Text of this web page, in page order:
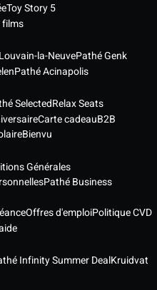
Toy Story 5
films
la-NeuvePathé Genk
Pathé Acinapolis
SelectedRelax Seats
Carte cadeauB2B
Bienvu
Générales
Pathé Business
Offres d'emploiPolitique CVD
Infinity Summer DealKruidvat